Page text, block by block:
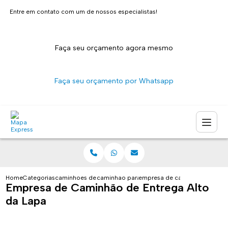
Entre em contato com um de nossos especialistas!
Faça seu orçamento agora mesmo
Faça seu orçamento por Whatsapp
HomeCategoriascaminhoes de entregacaminhao para transporte de entregas sao
empresa de caminhao de
Empresa de Caminhão de Entrega Alto
da Lapa